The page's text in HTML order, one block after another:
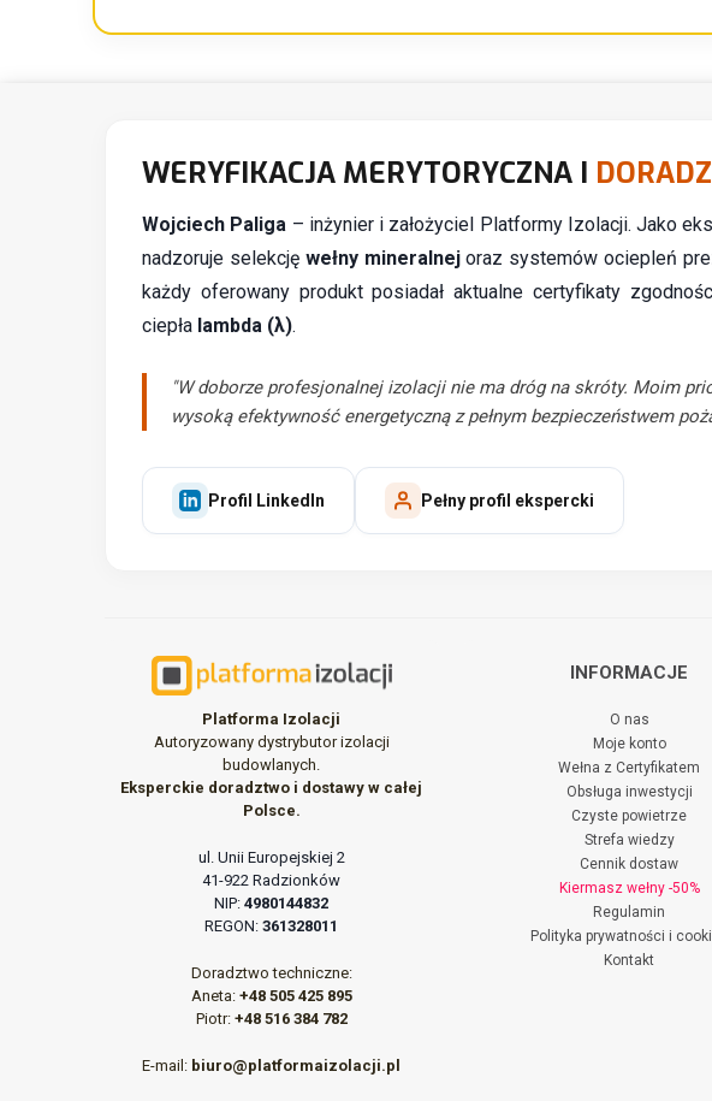
WERYFIKACJA MERYTORYCZNA I
Wojciech Paliga – inżynier i założyciel Platformy Izolacji. Jako
nadzoruje selekcję wełny mineralnejoraz systemów ociepleń
każdy oferowany produkt posiadał aktualne certyfikaty
ciepła lambda (λ).
"W doborze profesjonalnej izolacji nie ma dróg na skróty. Moim
wysoką efektywność energetyczną z pełnym bezpieczeństwem
Profil LinkedIn Pełny profil ekspercki
Platforma Izolacji
Autoryzowany dystrybutor izolacji
budowlanych.
Eksperckie doradztwo i dostawy w całej
Polsce.
ul. Unii Europejskiej 2
41-922 Radzionków
NIP:4980144832
REGON:361328011
Doradztwo techniczne:
Aneta: +48 505 425 895
Piotr: +48 516 384 782
E-mail: biuro@platformaizolacji.pl
INFORMACJE
O nas
Moje konto
Wełna z Certyfikatem
Obsługa inwestycji
Czyste powietrze
Strefa wiedzy
Cennik dostaw
Kiermasz wełny -50%
Regulamin
Polityka prywatności i
Kontakt